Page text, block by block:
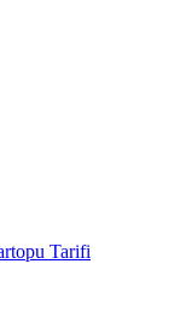
Tarifi